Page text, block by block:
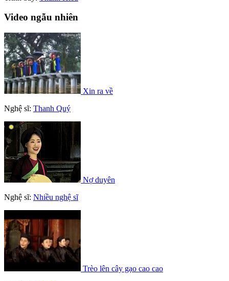
Video ngẫu nhiên
Xin ra về
Nghệ sĩ: Thanh Quý
Nợ duyên
Nghệ sĩ: Nhiều nghệ sĩ
Trèo lên cây gạo cao cao